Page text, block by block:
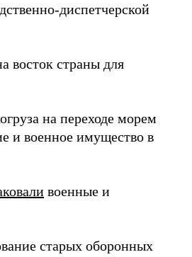
диспетчерской
восток страны для
на переходе морем
и военное имущество в
военные и
старых оборонных